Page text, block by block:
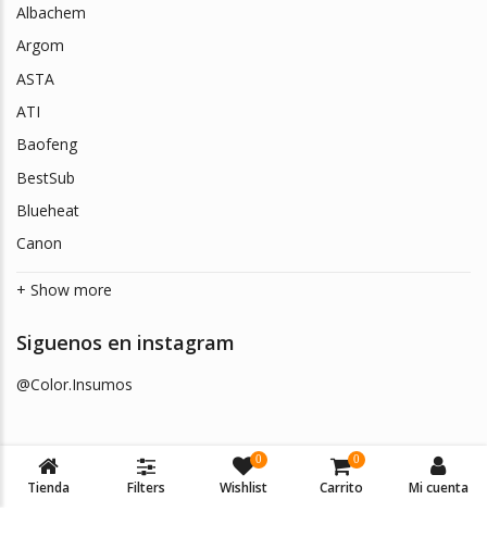
Albachem
Argom
ASTA
ATI
Baofeng
BestSub
Blueheat
Canon
+ Show more
Siguenos en instagram
@Color.Insumos
Tienda Filters
0
Wishlist
0
Carrito Mi cuenta